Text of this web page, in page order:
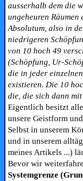
ausserhalb dem die
ungeheuren
Absolutum, also in
niedrigeren
von 10 hoch 49
(Schöpfung, Ur-
die in jeder
existieren. Die 10
die, die sich dann
Eigentlich besitzt
unsere Geistform
Selbst in unserem
und in unserem
meines Artikels ...)
Bevor wir
Systemgrenze